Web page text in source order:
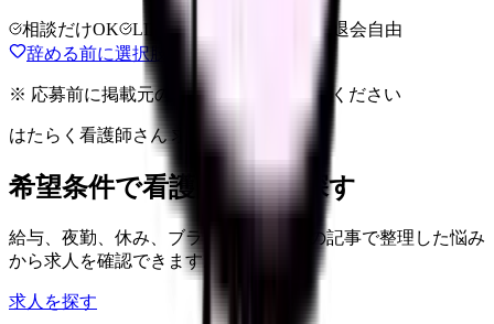
相談だけOK LINE相談OK
退会自由
辞める前に選択肢を確認する
※ 応募前に掲載元の最新情報を確認してください
はたらく看護師さん 求人
希望条件で看護師求人を探す
給与、夜勤、休み、ブランクなど、この記事で整理した悩み
から求人を確認できます。
求人を探す